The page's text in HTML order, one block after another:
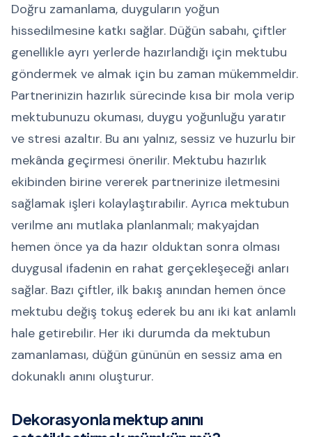
Doğru zamanlama, duyguların yoğun
hissedilmesine katkı sağlar. Düğün sabahı, çiftler
genellikle ayrı yerlerde hazırlandığı için mektubu
göndermek ve almak için bu zaman mükemmeldir.
Partnerinizin hazırlık sürecinde kısa bir mola verip
mektubunuzu okuması, duygu yoğunluğu yaratır
ve stresi azaltır. Bu anı yalnız, sessiz ve huzurlu bir
mekânda geçirmesi önerilir. Mektubu hazırlık
ekibinden birine vererek partnerinize iletmesini
sağlamak işleri kolaylaştırabilir. Ayrıca mektubun
verilme anı mutlaka planlanmalı; makyajdan
hemen önce ya da hazır olduktan sonra olması
duygusal ifadenin en rahat gerçekleşeceği anları
sağlar. Bazı çiftler, ilk bakış anından hemen önce
mektubu değiş tokuş ederek bu anı iki kat anlamlı
hale getirebilir. Her iki durumda da mektubun
zamanlaması, düğün gününün en sessiz ama en
dokunaklı anını oluşturur.
Dekorasyonla mektup anını